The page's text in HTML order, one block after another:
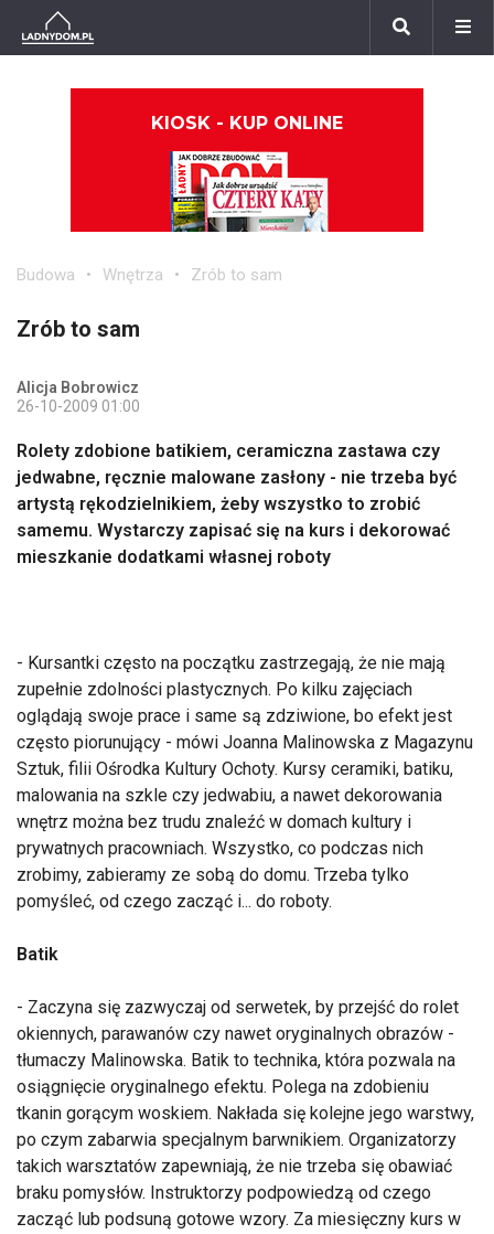
KIOSK - KUP ONLINE
Budowa Wnętrza Zrób to sam
Zrób to sam
Alicja Bobrowicz
26-10-2009 01:00
Rolety zdobione batikiem, ceramiczna zastawa czy
jedwabne, ręcznie malowane zasłony - nie trzeba być
artystą rękodzielnikiem, żeby wszystko to zrobić
samemu. Wystarczy zapisać się na kurs i dekorować
mieszkanie dodatkami własnej roboty
- Kursantki często na początku zastrzegają, że nie mają
zupełnie zdolności plastycznych. Po kilku zajęciach
oglądają swoje prace i same są zdziwione, bo efekt jest
często piorunujący - mówi Joanna Malinowska z Magazynu
Sztuk, filii Ośrodka Kultury Ochoty. Kursy ceramiki, batiku,
malowania na szkle czy jedwabiu, a nawet dekorowania
wnętrz można bez trudu znaleźć w domach kultury i
prywatnych pracowniach. Wszystko, co podczas nich
zrobimy, zabieramy ze sobą do domu. Trzeba tylko
pomyśleć, od czego zacząć i... do roboty.
Batik
- Zaczyna się zazwyczaj od serwetek, by przejść do rolet
okiennych, parawanów czy nawet oryginalnych obrazów -
tłumaczy Malinowska. Batik to technika, która pozwala na
osiągnięcie oryginalnego efektu. Polega na zdobieniu
tkanin gorącym woskiem. Nakłada się kolejne jego warstwy,
po czym zabarwia specjalnym barwnikiem. Organizatorzy
takich warsztatów zapewniają, że nie trzeba się obawiać
braku pomysłów. Instruktorzy podpowiedzą od czego
zacząć lub podsuną gotowe wzory. Za miesięczny kurs w